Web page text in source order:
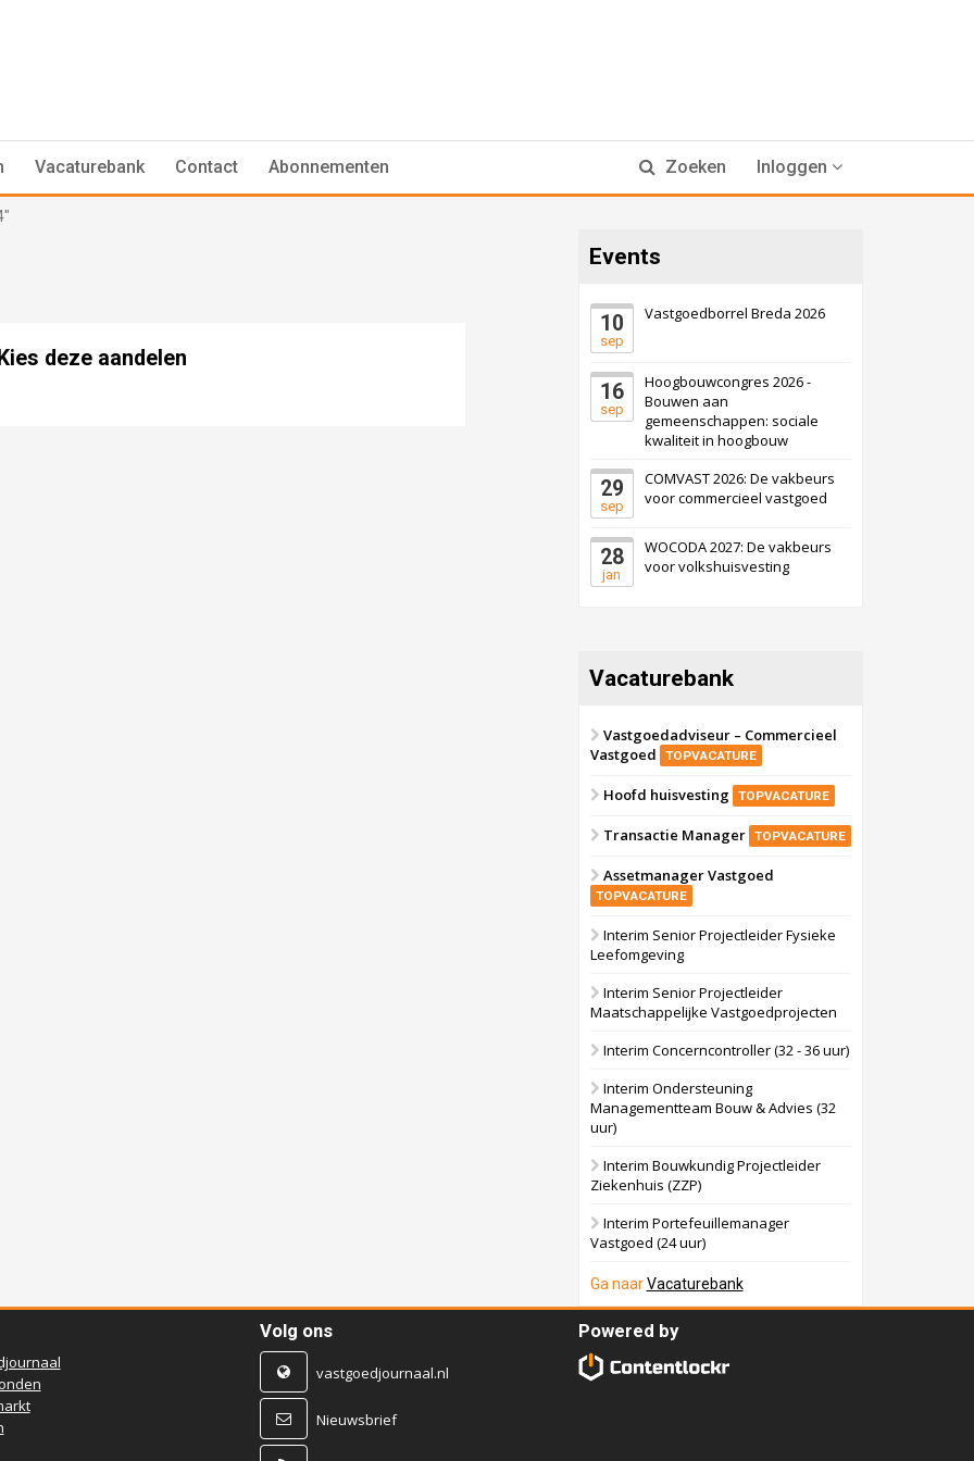
Vacaturebank Contact Abonnementen Zoeken Inloggen
deze aandelen
Events
10
sep
Vastgoedborrel Breda 2026
16
sep
Hoogbouwcongres 2026 -
Bouwen aan
gemeenschappen: sociale
kwaliteit in hoogbouw
29
sep
COMVAST 2026: De vakbeurs
voor commercieel vastgoed
28
jan
WOCODA 2027: De vakbeurs
voor volkshuisvesting
Vacaturebank
Vastgoedadviseur – Commercieel
Vastgoed
TOPVACATURE
Hoofd huisvesting TOPVACATURE
Transactie Manager TOPVACATURE
Assetmanager Vastgoed
TOPVACATURE
Interim Senior Projectleider Fysieke
Leefomgeving
Interim Senior Projectleider
Maatschappelijke Vastgoedprojecten
Interim Concerncontroller (32 - 36 uur)
Interim Ondersteuning
Managementteam Bouw & Advies (32
uur)
Interim Bouwkundig Projectleider
Ziekenhuis (ZZP)
Interim Portefeuillemanager
Vastgoed (24 uur)
Ga naarVacaturebank
Volg ons
vastgoedjournaal.nl
Nieuwsbrief
Powered by